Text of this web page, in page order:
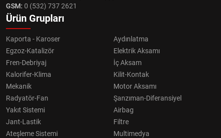
GSM: 0 (532) 737 2621
Ürün Grupları
Kaporta - Karoser
Aydınlatma
Egzoz-Katalizör
Elektrik Aksamı
Fren-Debriyaj
İç Aksam
Kalorifer-Klima
Kilit-Kontak
Mekanik
Motor Aksamı
Radyatör-Fan
Şanzıman-Diferansiyel
Yakıt Sistemi
Airbag
Jant-Lastik
Filtre
Ateşleme Sistemi
Multimedya